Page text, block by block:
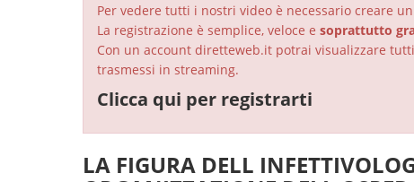
Per vedere tutti i nostri video è necessario creare
La registrazione è semplice, veloce e soprattutto
Con un account diretteweb.it potrai visualizzare
trasmessi in streaming.
Clicca qui per registrarti
LA FIGURA DELL